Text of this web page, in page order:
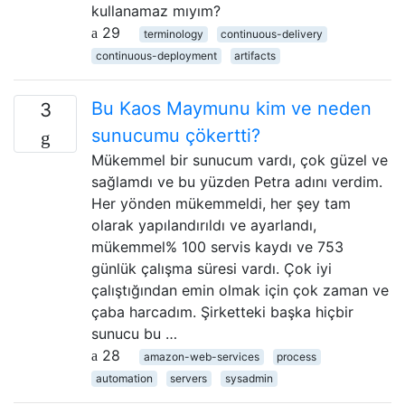
kullanamaz mıyım?
29
terminology
continuous-delivery
continuous-deployment
artifacts
3
Bu Kaos Maymunu kim ve neden
sunucumu çökertti?
Mükemmel bir sunucum vardı, çok güzel ve
sağlamdı ve bu yüzden Petra adını verdim.
Her yönden mükemmeldi, her şey tam
olarak yapılandırıldı ve ayarlandı,
mükemmel% 100 servis kaydı ve 753
günlük çalışma süresi vardı. Çok iyi
çalıştığından emin olmak için çok zaman ve
çaba harcadım. Şirketteki başka hiçbir
sunucu bu …
28
amazon-web-services
process
automation
servers sysadmin